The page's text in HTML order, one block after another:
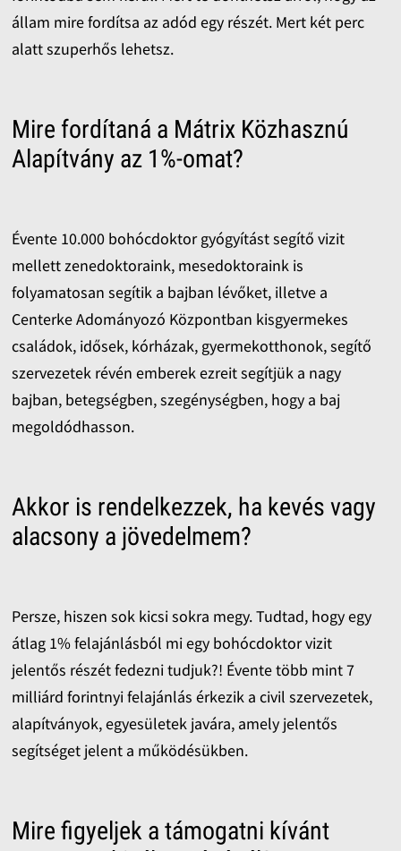
állam mire fordítsa az adód egy részét. Mert két perc
alatt szuperhős lehetsz.
Mire fordítaná a Mátrix Közhasznú
Alapítvány az 1%-omat?
Évente 10.000 bohócdoktor gyógyítást segítő vizit
mellett zenedoktoraink, mesedoktoraink is
folyamatosan segítik a bajban lévőket, illetve a
Centerke Adományozó Központban kisgyermekes
családok, idősek, kórházak, gyermekotthonok, segítő
szervezetek révén emberek ezreit segítjük a nagy
bajban, betegségben, szegénységben, hogy a baj
megoldódhasson.
Akkor is rendelkezzek, ha kevés vagy
alacsony a jövedelmem?
Persze, hiszen sok kicsi sokra megy. Tudtad, hogy egy
átlag 1% felajánlásból mi egy bohócdoktor vizit
jelentős részét fedezni tudjuk?! Évente több mint 7
milliárd forintnyi felajánlás érkezik a civil szervezetek,
alapítványok, egyesületek javára, amely jelentős
segítséget jelent a működésükben.
Mire figyeljek a támogatni kívánt